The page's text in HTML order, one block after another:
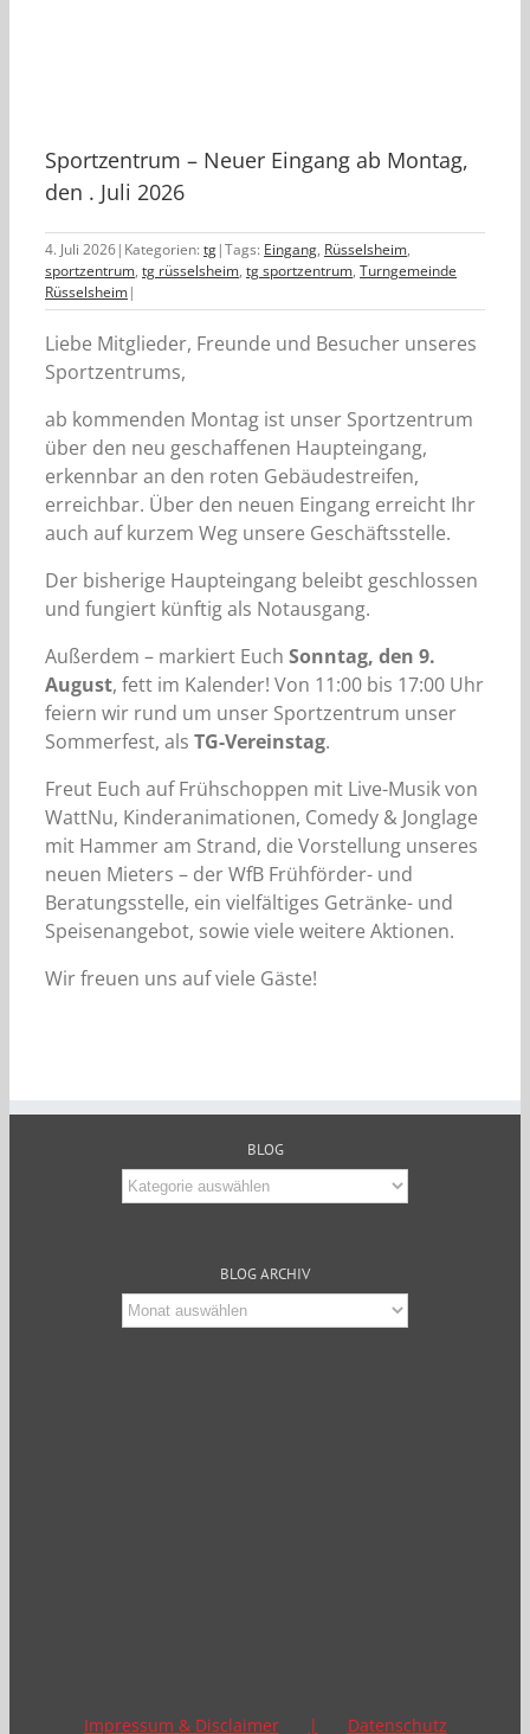
Sportzentrum – Neuer Eingang ab Montag,
den . Juli 2026
4. Juli 2026| Kategorien: tg|Tags: Eingang, Rüsselsheim,
sportzentrum, tg rüsselsheim, tg sportzentrum, Turngemeinde
Rüsselsheim|
Liebe Mitglieder, Freunde und Besucher unseres
Sportzentrums,
ab kommenden Montag ist unser Sportzentrum
über den neu geschaffenen Haupteingang,
erkennbar an den roten Gebäudestreifen,
erreichbar. Über den neuen Eingang erreicht Ihr
auch auf kurzem Weg unsere Geschäftsstelle.
Der bisherige Haupteingang beleibt geschlossen
und fungiert künftig als Notausgang.
Außerdem – markiert Euch Sonntag, den 9.
August, fett im Kalender! Von 11:00 bis 17:00 Uhr
feiern wir rund um unser Sportzentrum unser
Sommerfest, als TG-Vereinstag.
Freut Euch auf Frühschoppen mit Live-Musik von
WattNu, Kinderanimationen, Comedy & Jonglage
mit Hammer am Strand, die Vorstellung unseres
neuen Mieters – der WfB Frühförder- und
Beratungsstelle, ein vielfältiges Getränke- und
Speisenangebot, sowie viele weitere Aktionen.
Wir freuen uns auf viele Gäste!
BLOG
Blog
BLOG ARCHIV
Blog
Archiv
Impressum & Disclaimer Datenschutz